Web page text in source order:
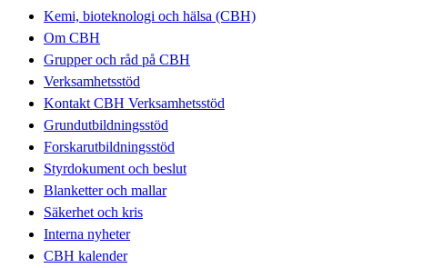
Kemi, bioteknologi och hälsa (CBH)
Om CBH
Grupper och råd på CBH
Verksamhetsstöd
Kontakt CBH Verksamhetsstöd
Grundutbildningsstöd
Forskarutbildningsstöd
Styrdokument och beslut
Blanketter och mallar
Säkerhet och kris
Interna nyheter
CBH kalender